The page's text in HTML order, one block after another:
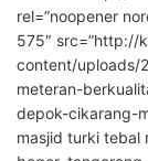
rel=”noopener
575″ src=”http://
content/uploads/
meteran-
depok-cikarang-
masjid turki tebal